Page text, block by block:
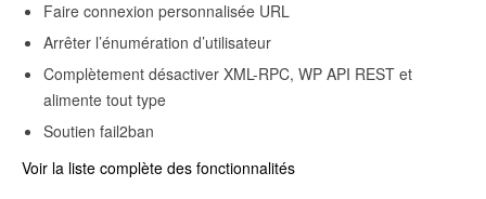
Faire connexion personnalisée URL
Arrêter l’énumération d’utilisateur
Complètement désactiver XML-RPC, WP API REST et
alimente tout type
Soutien fail2ban
Voir la liste complète des fonctionnalités